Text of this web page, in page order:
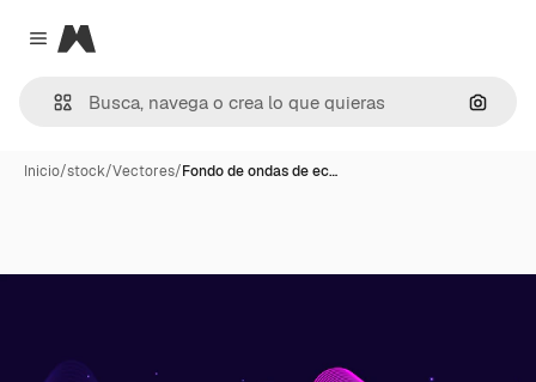
Close menu
Magnific
Inicio/stock/Vectores/Fondo de ondas de ec…